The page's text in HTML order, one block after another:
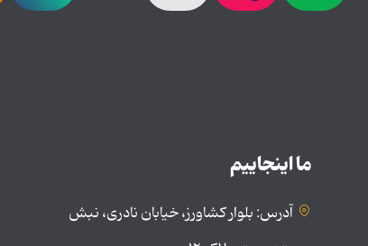
ما اینجاییم
آدرس: بلوار کشاورز، خیابان نادری، نبش